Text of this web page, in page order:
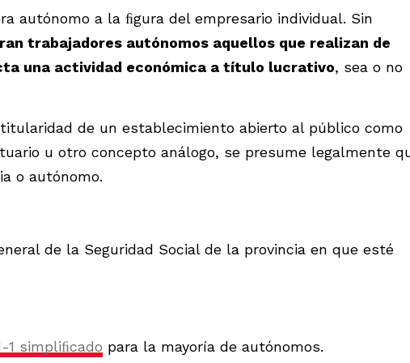
autónomo a la ﬁgura del empresario individual. Sin
trabajadores autónomos aquellos que realizan de
una actividad económica a título lucrativo, sea o no
de un establecimiento abierto al público como
u otro concepto análogo, se presume legalmente
o autónomo.
de la Seguridad Social de la provincia en que esté
1 simpliﬁcado para la mayoría de autónomos.